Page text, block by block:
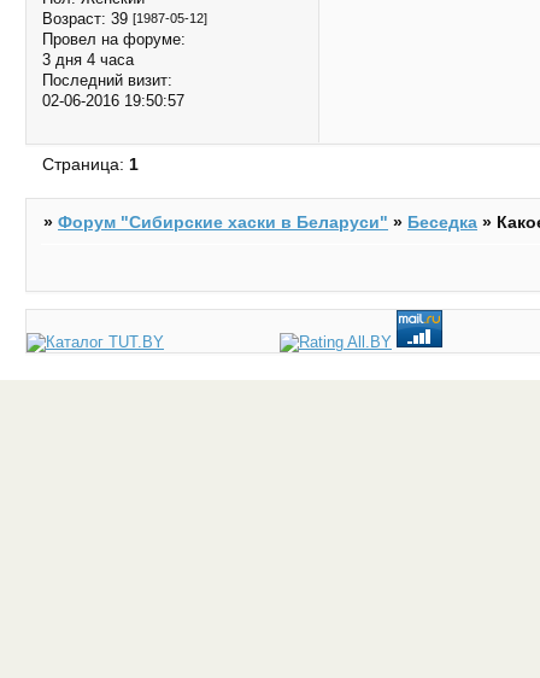
Возраст: 39 [1987-05-12]
Провел на форуме:
3 дня 4 часа
Последний визит:
02-06-2016 19:50:57
Страница: 1
»Форум "Cибирские хаски в Беларуси" » Беседка »